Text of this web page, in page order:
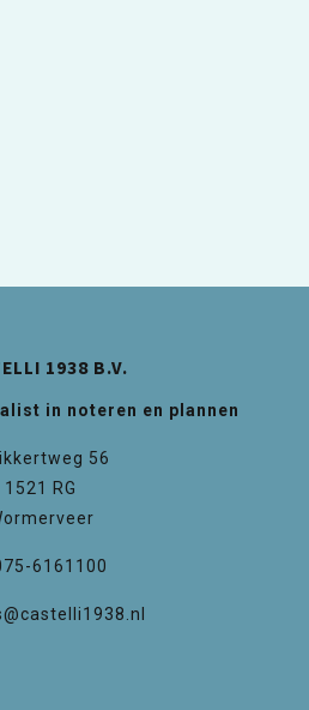
1938 B.V.
in noteren en plannen
56
1521 RG
6161100